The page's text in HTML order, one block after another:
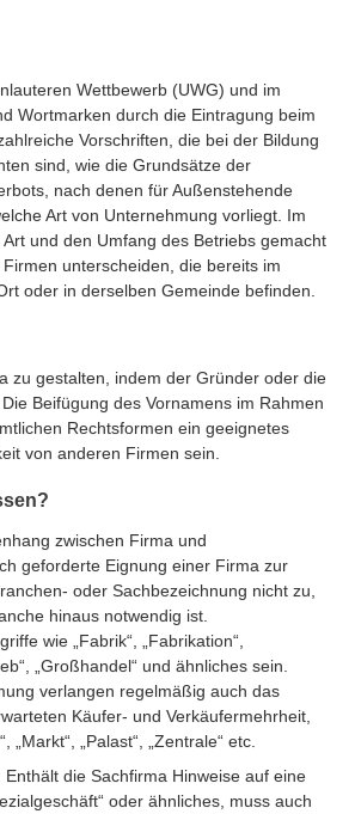
Wettbewerb (UWG) und im
Wortmarken durch die Eintragung beim
Vorschriften, die bei der Bildung
sind, wie die Grundsätze der
nach denen für Außenstehende
Art von Unternehmung vorliegt. Im
und den Umfang des Betriebs gemacht
unterscheiden, die bereits im
oder in derselben Gemeinde befinden.
zu gestalten, indem der Gründer oder die
Beifügung des Vornamens im Rahmen
Rechtsformen ein geeignetes
von anderen Firmen sein.
zwischen Firma und
geforderte Eignung einer Firma zur
oder Sachbezeichnung nicht zu,
hinaus notwendig ist.
wie „Fabrik“, „Fabrikation“,
„Großhandel“ und ähnliches sein.
verlangen regelmäßig auch das
Käufer- und Verkäufermehrheit,
„Palast“, „Zentrale“ etc.
die Sachfirma Hinweise auf eine
oder ähnliches, muss auch